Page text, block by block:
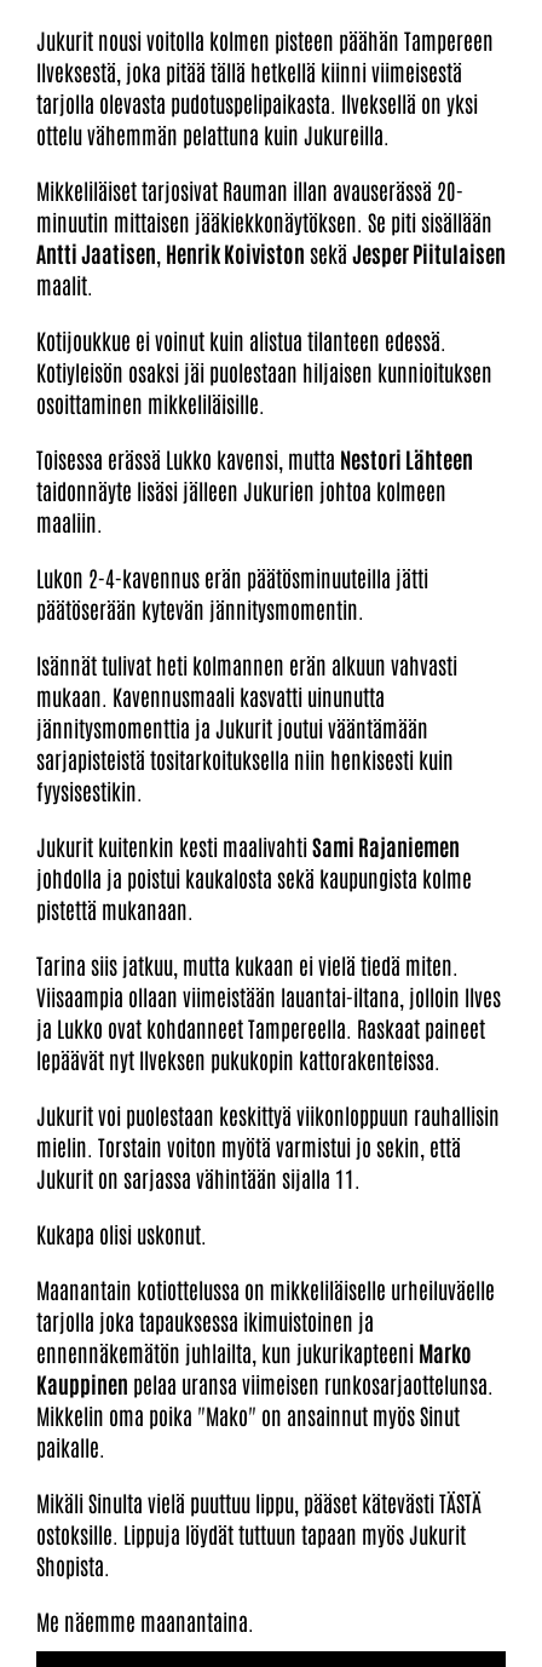
Jukurit nousi voitolla kolmen pisteen päähän Tampereen
Ilveksestä, joka pitää tällä hetkellä kiinni viimeisestä
tarjolla olevasta pudotuspelipaikasta. Ilveksellä on yksi
ottelu vähemmän pelattuna kuin Jukureilla.
Mikkeliläiset tarjosivat Rauman illan avauserässä 20-
minuutin mittaisen jääkiekkonäytöksen. Se piti sisällään
Antti Jaatisen Henrik Koiviston sekäJesper Piitulaisen
maalit.
Kotijoukkue ei voinut kuin alistua tilanteen edessä.
Kotiyleisön osaksi jäi puolestaan hiljaisen kunnioituksen
osoittaminen mikkeliläisille.
Toisessa erässä Lukko kavensi, mutta Nestori Lähteen
taidonnäyte lisäsi jälleen Jukurien johtoa kolmeen
maaliin.
Lukon 2-4-kavennus erän päätösminuuteilla jätti
päätöserään kytevän jännitysmomentin.
Isännät tulivat heti kolmannen erän alkuun vahvasti
mukaan. Kavennusmaali kasvatti uinunutta
jännitysmomenttia ja Jukurit joutui vääntämään
sarjapisteistä tositarkoituksella niin henkisesti kuin
fyysisestikin.
Jukurit kuitenkin kesti maalivahtiSami Rajaniemen
johdolla ja poistui kaukalosta sekä kaupungista kolme
pistettä mukanaan.
Tarina siis jatkuu, mutta kukaan ei vielä tiedä miten.
Viisaampia ollaan viimeistään lauantai-iltana, jolloin Ilves
ja Lukko ovat kohdanneet Tampereella. Raskaat paineet
lepäävät nyt Ilveksen pukukopin kattorakenteissa.
Jukurit voi puolestaan keskittyä viikonloppuun rauhallisin
mielin. Torstain voiton myötä varmistui jo sekin, että
Jukurit on sarjassa vähintään sijalla 11.
Kukapa olisi uskonut.
Maanantain kotiottelussa on mikkeliläiselle urheiluväelle
tarjolla joka tapauksessa ikimuistoinen ja
ennennäkemätön juhlailta, kun jukurikapteeni Marko
Kauppinen pelaa uransa viimeisen runkosarjaottelunsa.
Mikkelin oma poika "Mako" on ansainnut myös Sinut
paikalle.
Mikäli Sinulta vielä puuttuu lippu, pääset kätevästi TÄSTÄ
ostoksille. Lippuja löydät tuttuun tapaan myös Jukurit
Shopista.
Me näemme maanantaina.